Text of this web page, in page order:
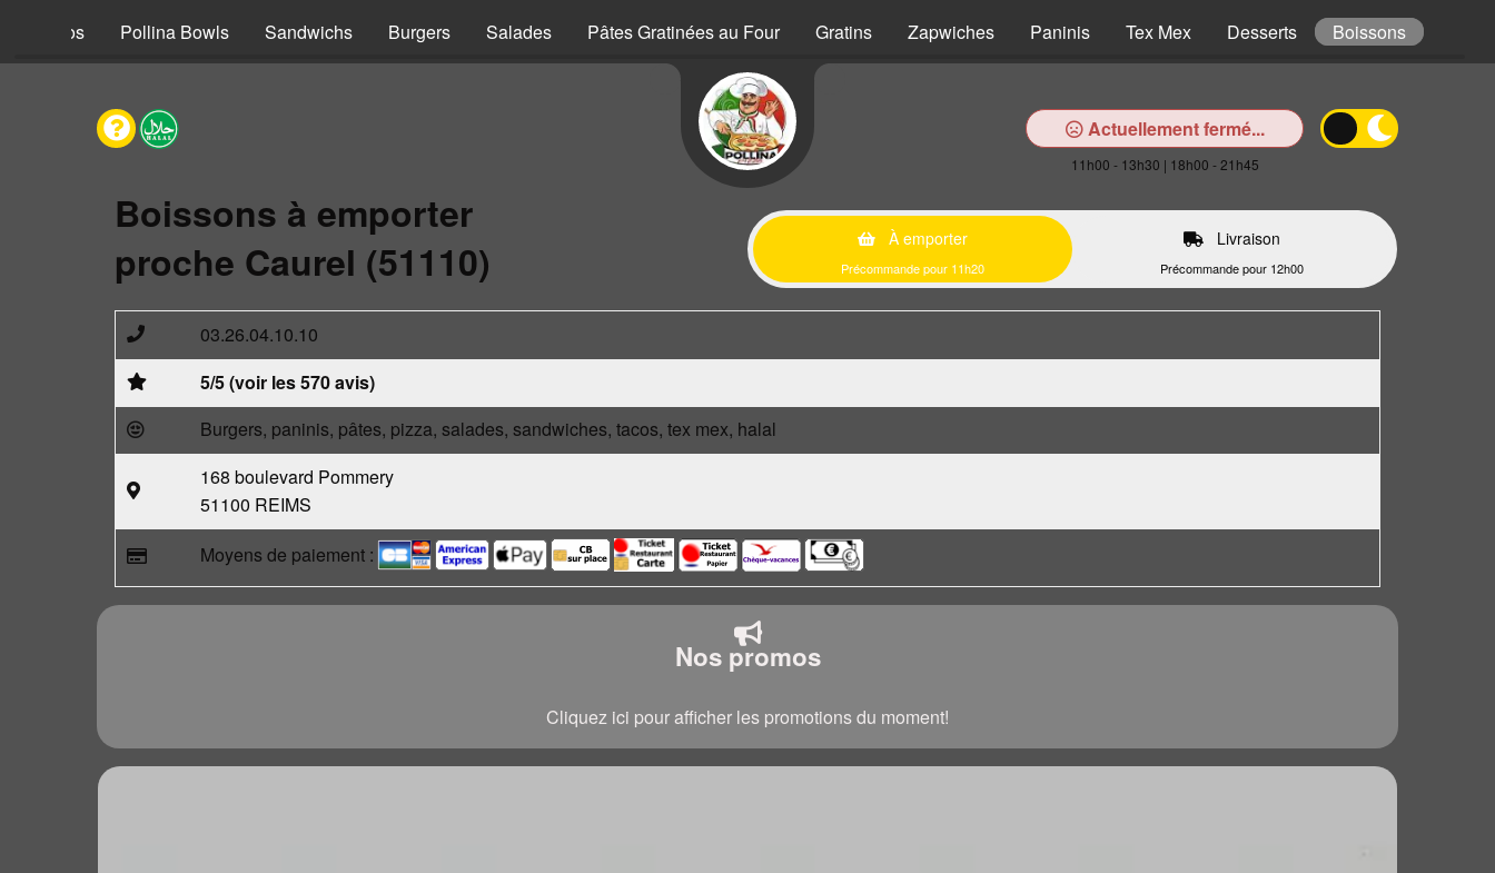
Tacos Pollina Bowls Sandwichs Burgers Salades Pâtes Gratinées au Four Gratins Zapwiches Paninis Tex Mex Desserts Boissons
Actuellement fermé...
11h00 - 13h30 | 18h00 - 21h45
Boissons à emporter
proche Caurel (51110)
À emporter
Précommande pour 11h20
Livraison
Précommande pour 12h00
03.26.04.10.10
5/5 (voir les 570 avis)
Burgers, paninis, pâtes, pizza, salades, sandwiches, tacos, tex mex, halal
168 boulevard Pommery
51100 REIMS
Moyens de paiement :
Nos promos
Cliquez ici pour afficher les promotions du moment!